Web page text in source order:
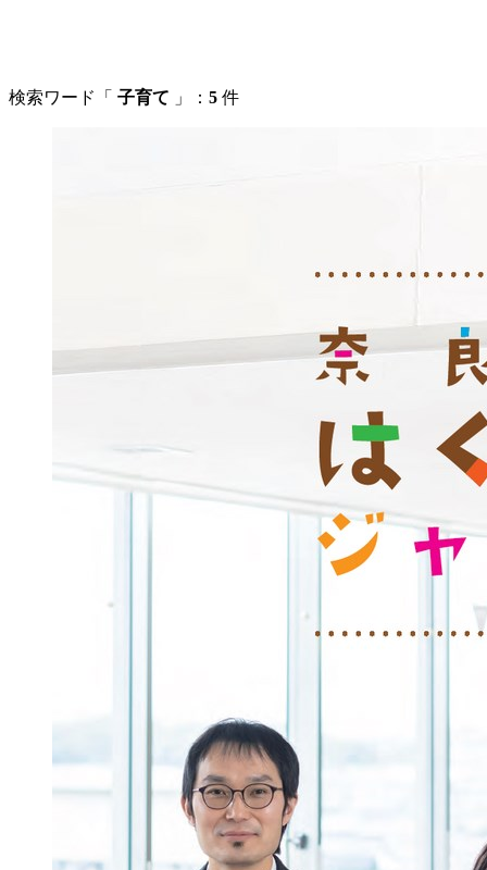
検索ワード「 子育て 」： 5 件